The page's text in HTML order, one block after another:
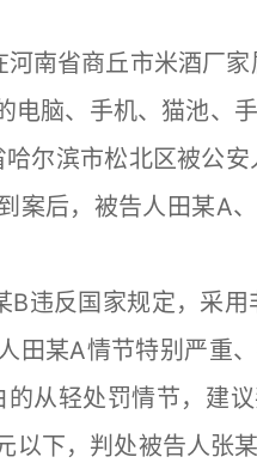
省商丘市米酒厂家
电脑、手机、猫池、
尔滨市松北区被公
案后，被告人田某A
反国家规定，采用
田某A情节特别严重
从轻处罚情节，建
以下，判处被告人张